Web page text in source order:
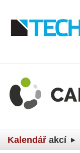
Kalendář akcí